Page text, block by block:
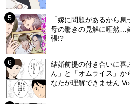
「嫁に問題があるから
母の驚きの見解に唖然…
張!?
結婚前提の付き合いに
ん」と「オムライス」か
なたが理解できません